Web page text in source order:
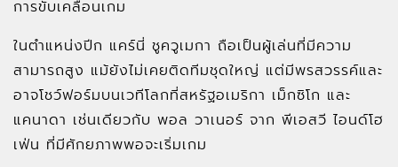
การขับเคลื่อนเกม
ในตำแหน่งปีก แคร์นี่ ชูควูเมกา ถือเป็นผู้เล่นที่มีความ
สามารถสูง แม้ยังไม่เคยติดทีมชุดใหญ่ แต่มีพรสวรรค์และ
อาจโชว์ฟอร์มบนเวทีโลกที่สหรัฐอเมริกา เม็กซิโก และ
แคนาดา เช่นเดียวกับ พอล วาเนอร์ จาก พีเอสวี ไอนด์โฮ
เฟ่น ที่มีศักยภาพพอจะเริ่มเกม